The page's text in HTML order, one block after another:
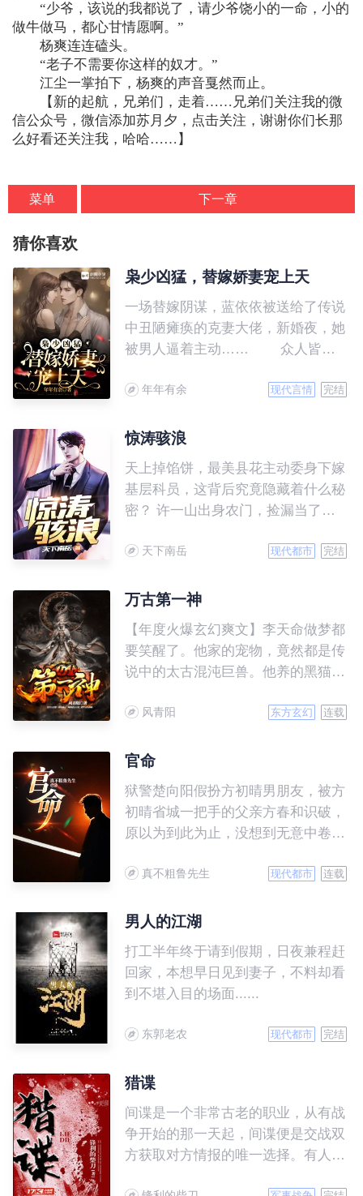
“少爷，该说的我都说了，请少爷饶小的一命，小的
做牛做马，都心甘情愿啊。”
杨爽连连磕头。
“老子不需要你这样的奴才。”
江尘一掌拍下，杨爽的声音戛然而止。
【新的起航，兄弟们，走着……兄弟们关注我的微
信公众号，微信添加苏月夕，点击关注，谢谢你们长那
么好看还关注我，哈哈……】
菜单 下一章
猜你喜欢
枭少凶猛，替嫁娇妻宠上天
一场替嫁阴谋，蓝依依被送给了传说
中丑陋瘫痪的克妻大佬，新婚夜，她
被男人逼着主动…… 众人皆
情古怪暴戾还克妻，没有哪个女人敢
的第九任妻子，众人都等着她被横着
满面戴着硕大鸽子蛋出现在众人面
前，一个月后她晒出孕检单和无数珠
宝财产，蓝家人嫉妒红了眼，逼她离
微一笑，什么也不做只唤了老公两个
宠妻上天，蓝家人走着进来爬着出
去，那些曾经得罪过蓝依依的，全部
排队上门赔礼道歉。 蓝依依一
头扎进活阎王怀里，“老公，你对我
人双臂收紧，嗓音低沉暗哑：“来，
年年有余 现代言情 完结
惊涛骇浪
天上掉馅饼，最美县花主动委身下嫁
基层科员，这背后究竟隐藏着什么秘
密？ 许一山出身农门，捡漏当了公
欺凌。他从不放弃，永不言败，从一
抱得美人归。
天下南岳 现代都市 完结
万古第一神
【年度火爆玄幻爽文】李天命做梦都
要笑醒了。他家的宠物，竟然都是传
说中的太古混沌巨兽。他养的黑猫，
魔’。 从此，他驾驭十头太古混沌巨
天万界，踏平无尽神域。万物生灵，
风青阳 东方玄幻 连载
官命
狱警楚向阳假扮方初晴男朋友，被方
初晴省城一把手的父亲方春和识破，
原以为到此为止，没想到无意中卷入
发生了转折……
真不粗鲁先生 现代都市 连载
男人的江湖
打工半年终于请到假期，日夜兼程赶
回家，本想早日见到妻子，不料却看
到不堪入目的场面......
东郭老农 现代都市 完结
猎谍
间谍是一个非常古老的职业，从有战
争开始的那一天起，间谍便是交战双
方获取对方情报的唯一选择。有人